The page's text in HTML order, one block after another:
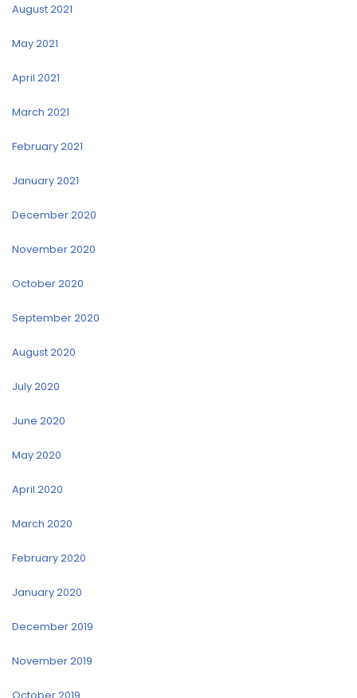
August 2021
May 2021
April 2021
March 2021
February 2021
January 2021
December 2020
November 2020
October 2020
September 2020
August 2020
July 2020
June 2020
May 2020
April 2020
March 2020
February 2020
January 2020
December 2019
November 2019
October 2019